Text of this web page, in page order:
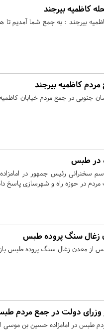
کاظمیه بیرجند
بیرجند : به جمع شما آمدیم تا
کاظمیه بیرجند
جنوبی در جمع مردم خیابان
در طبس
سخنرانی رئیس جمهور در
در حوزه راه و شهرسازی پاسخ
زغال سنگ پروده طبس
از معدن زغال سنگ پروده طبس
دولت در جمع مردم
طبس در امامزاده حسین بن موسی